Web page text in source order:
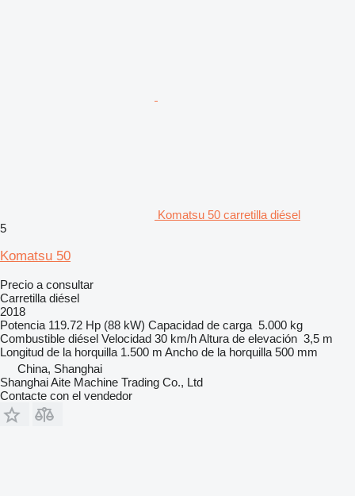
Komatsu 50 carretilla diésel
5
Komatsu 50
Precio a consultar
Carretilla diésel
2018
Potencia 119.72 Hp (88 kW) Capacidad de carga 5.000 kg
Combustible diésel Velocidad 30 km/hAltura de elevación 3,5 m
Longitud de la horquilla 1.500 m Ancho de la horquilla 500 mm
China, Shanghai
Shanghai Aite Machine Trading Co., Ltd
Contacte con el vendedor